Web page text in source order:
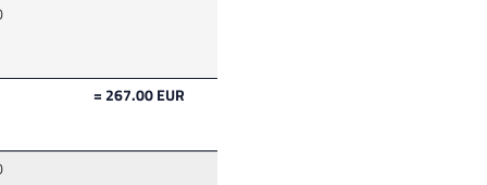
= 267.00 EUR